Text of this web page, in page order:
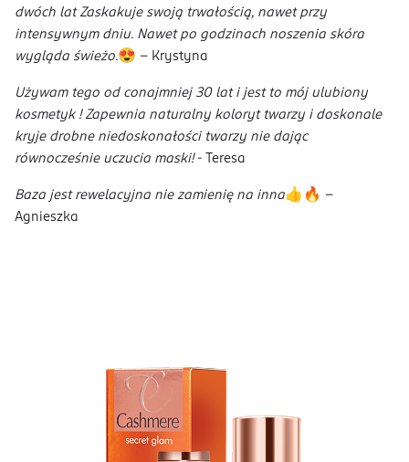
dwóch lat Zaskakuje swoją trwałością, nawet przy
intensywnym dniu. Nawet po godzinach noszenia skóra
wygląda świeżo.😍 - Krystyna
Używam tego od conajmniej 30 lat i jest to mój ulubiony
kosmetyk ! Zapewnia naturalny koloryt twarzy i doskonale
kryje drobne niedoskonałości twarzy nie dając
równocześnie uczucia maski! - Teresa
Baza jest rewelacyjna nie zamienię na inna👍️🔥 -
Agnieszka